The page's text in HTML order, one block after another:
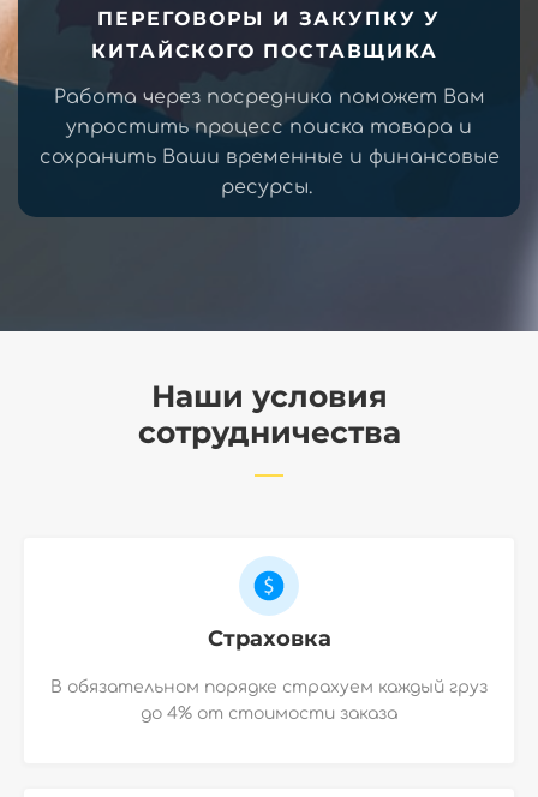
ПЕРЕГОВОРЫ И ЗАКУПКУ У
КИТАЙСКОГО ПОСТАВЩИКА
Работа через посредника поможет Вам
упростить процесс поиска товара и
сохранить Ваши временные и финансовые
ресурсы.
Наши условия
сотрудничества
Страховка
В обязательном порядке страхуем каждый груз
до 4% от стоимости заказа